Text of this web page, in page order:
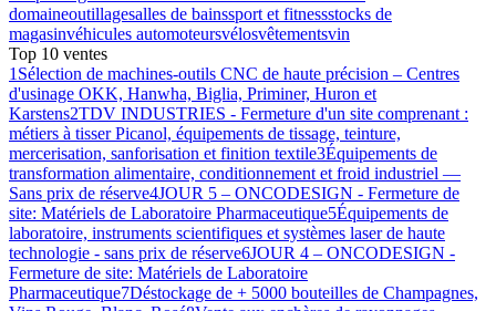
domaineoutillagesalles de bainssport et fitnessstocks de
magasinvéhicules automoteursvélosvêtementsvin
Top 10 ventes
1 Sélection de machines-outils CNC de haute précision – Centres
d'usinage OKK, Hanwha, Biglia, Priminer, Huron et
Karstens2TDV INDUSTRIES - Fermeture d'un site comprenant :
métiers à tisser Picanol, équipements de tissage, teinture,
mercerisation, sanforisation et finition textile3Équipements de
transformation alimentaire, conditionnement et froid industriel —
Sans prix de réserve4JOUR 5 – ONCODESIGN - Fermeture de
site: Matériels de Laboratoire Pharmaceutique5Équipements de
laboratoire, instruments scientifiques et systèmes laser de haute
technologie - sans prix de réserve6JOUR 4 – ONCODESIGN -
Fermeture de site: Matériels de Laboratoire
Pharmaceutique7Déstockage de + 5000 bouteilles de Champagnes,